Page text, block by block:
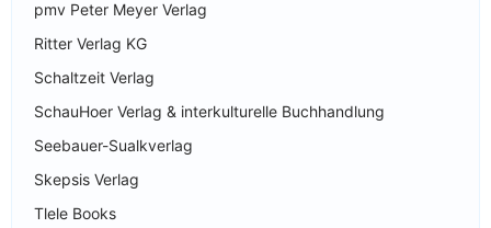
pmv Peter Meyer Verlag
Ritter Verlag KG
Schaltzeit Verlag
SchauHoer Verlag & interkulturelle Buchhandlung
Seebauer-Sualkverlag
Skepsis Verlag
Tlele Books